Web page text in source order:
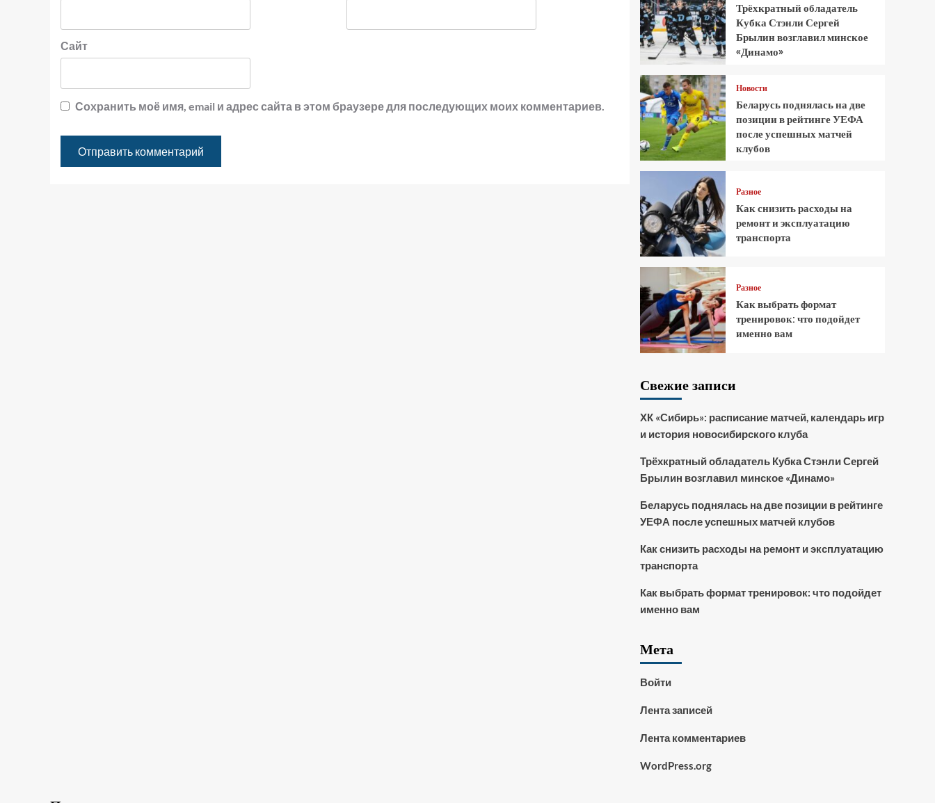
Сайт
Сохранить моё имя, email и адрес сайта в этом браузере для последующих моих комментариев.
Трёхкратный обладатель
Кубка Стэнли Сергей
Брылин возглавил минское
«Динамо»
Новости
Беларусь поднялась на две
позиции в рейтинге УЕФА
после успешных матчей
клубов
Разное
Как снизить расходы на
ремонт и эксплуатацию
транспорта
Разное
Как выбрать формат
тренировок: что подойдет
именно вам
Свежие записи
ХК «Сибирь»: расписание матчей, календарь игр
и история новосибирского клуба
Трёхкратный обладатель Кубка Стэнли Сергей
Брылин возглавил минское «Динамо»
Беларусь поднялась на две позиции в рейтинге
УЕФА после успешных матчей клубов
Как снизить расходы на ремонт и эксплуатацию
транспорта
Как выбрать формат тренировок: что подойдет
именно вам
Мета
Войти
Лента записей
Лента комментариев
WordPress.org